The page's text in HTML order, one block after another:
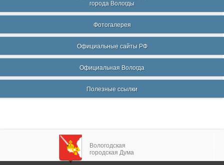
города Вологды
Фотогалерея
Официальные сайты РФ
Официальная Вологда
Полезные ссылки
Вологодская
городская Дума